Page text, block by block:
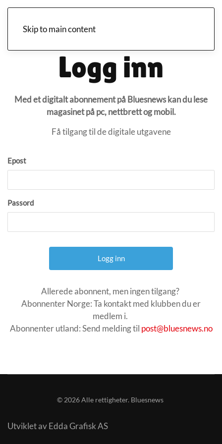
Skip to main content
Logg inn
Med et digitalt abonnement på Bluesnews kan du lese
magasinet på pc, nettbrett og mobil.
Få tilgang til de digitale utgavene
Epost
Passord
Allerede abonnent, men ingen tilgang?
Abonnenter Norge: Ta kontakt med klubben du er
medlem i.
Abonnenter utland: Send melding til post@bluesnews.no
© 2026Alle rettigheter. Bluesnews
Utviklet av Edda Grafisk AS